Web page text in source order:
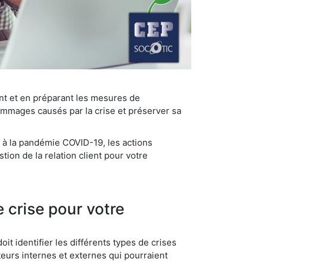
et en préparant les mesures de
causés par la crise et préserver sa
la pandémie COVID-19, les actions
de la relation client pour votre
crise pour votre
identifier les différents types de crises
internes et externes qui pourraient